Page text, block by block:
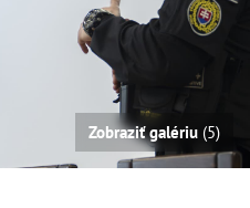
Zobraziť galériu (5)